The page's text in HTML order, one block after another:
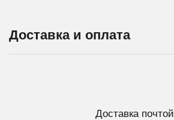
Доставка и оплата
Доставка почтой